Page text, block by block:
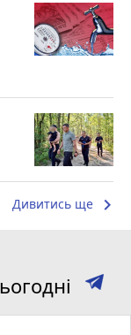
Дивитись ще keyboard_arrow_right